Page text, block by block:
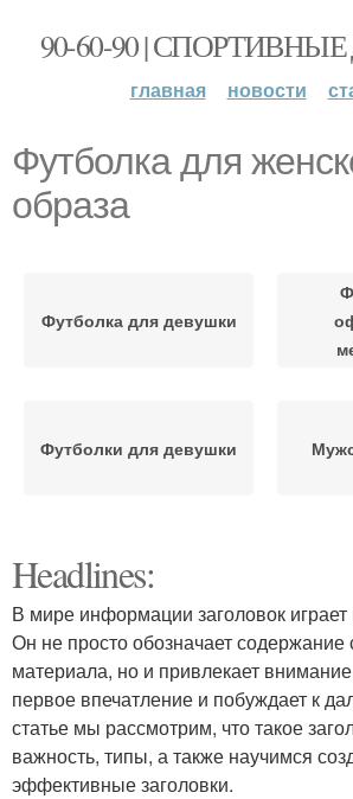
90-60-90 |
главная новости
Футболка для
образа
Футболка для девушки
Футболки для девушки
Женский гардероб
Мужская футболка
Headlines:
В мире информации заголовок
Он не просто обозначает содержание
материала, но и привлекает
первое впечатление и побуждает к
статье мы рассмотрим, что такое
важность, типы, а также научимся
эффективные заголовки.